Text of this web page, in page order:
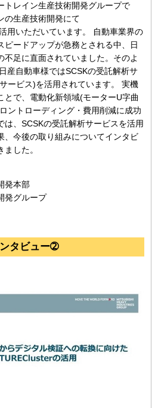
トレイン生産技術開発グループで
の生産技術開発にて
用いただいています。 自動車業界の
ピードアップが急務とされる中、日
不足に直面されていました。そのよ
産自動車様ではSCSKの受託解析サ
ービス)を活用されています。 実機
とで、電動化新領域(モーターU字曲
ントローディング・費用削減に成功
は、SCSKの受託解析サービスを活用
、今後の取り組みについてインタビ
した。
発本部
発グループ
タビュー➁